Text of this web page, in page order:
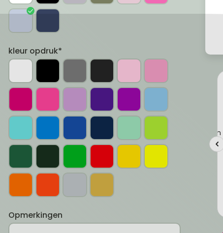
kleur opdruk*
Opmerkingen